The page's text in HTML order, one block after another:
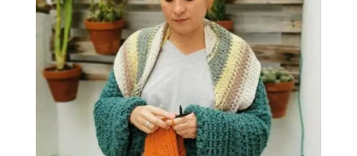
15,40€ (IVA inc.) +